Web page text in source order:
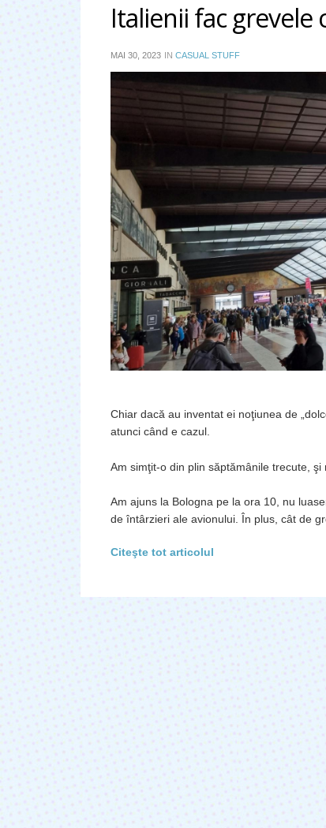
Italienii fac
MAI 30, 2023 IN CASUAL STUFF
Chiar dacă au inventat ei noţiunea de
atunci când e cazul.
Am simţit-o din plin săptămânile trecute, şi
Am ajuns la Bologna pe la ora 10, nu
de întârzieri ale avionului. În plus, cât de
Citeşte tot articolul